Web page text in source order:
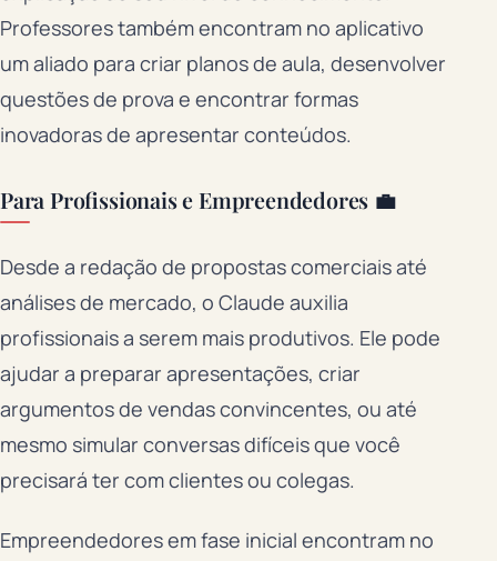
Professores também encontram no aplicativo
um aliado para criar planos de aula, desenvolver
questões de prova e encontrar formas
inovadoras de apresentar conteúdos.
Para Profissionais e Empreendedores 💼
Desde a redação de propostas comerciais até
análises de mercado, o Claude auxilia
profissionais a serem mais produtivos. Ele pode
ajudar a preparar apresentações, criar
argumentos de vendas convincentes, ou até
mesmo simular conversas difíceis que você
precisará ter com clientes ou colegas.
Empreendedores em fase inicial encontram no